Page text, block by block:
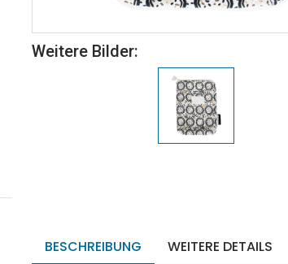
Weitere Bilder:
BESCHREIBUNG WEITERE DETAILS